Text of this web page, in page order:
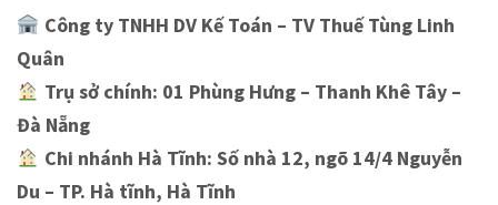
Công ty TNHH DV Kế Toán – TV Thuế Tùng Linh
Quân
Trụ sở chính: 01 Phùng Hưng – Thanh Khê Tây –
Đà Nẵng
Chi nhánh Hà Tĩnh: Số nhà 12, ngõ 14/4 Nguyễn
Du – TP. Hà tĩnh, Hà Tĩnh